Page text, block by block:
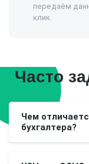
передаём
клик.
Часто
Чем
бухгалтера?